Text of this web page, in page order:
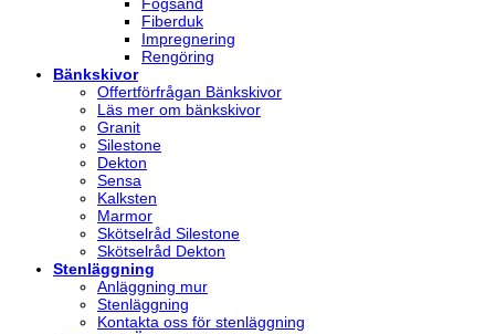
Fogsand
Fiberduk
Impregnering
Rengöring
Bänkskivor
Offertförfrågan Bänkskivor
Läs mer om bänkskivor
Granit
Silestone
Dekton
Sensa
Kalksten
Marmor
Skötselråd Silestone
Skötselråd Dekton
Stenläggning
Anläggning mur
Stenläggning
Kontakta oss för stenläggning